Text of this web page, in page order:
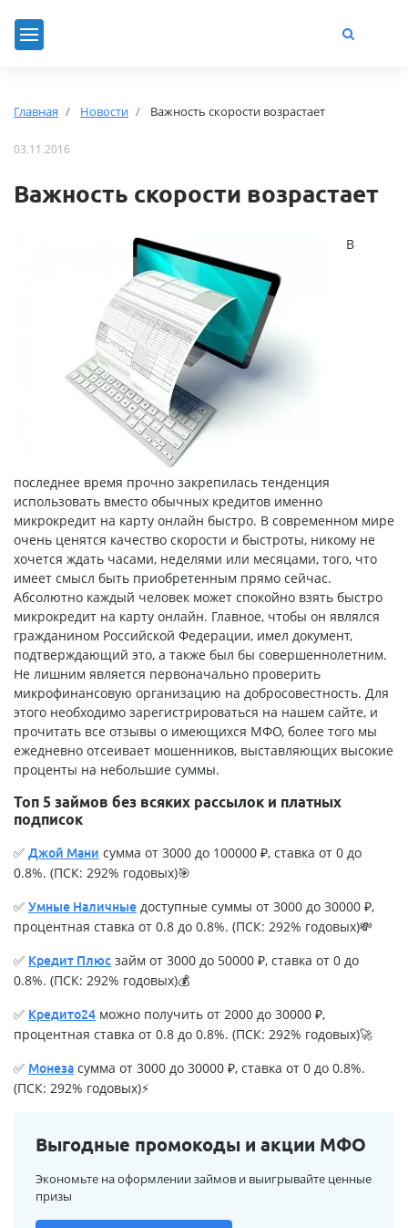
Главная Новости Важность скорости возрастает
03.11.2016
Важность скорости возрастает
В
последнее время прочно закрепилась тенденция
использовать вместо обычных кредитов именно
микрокредит на карту онлайн быстро. В современном мире
очень ценятся качество скорости и быстроты, никому не
хочется ждать часами, неделями или месяцами, того, что
имеет смысл быть приобретенным прямо сейчас.
Абсолютно каждый человек может спокойно взять быстро
микрокредит на карту онлайн. Главное, чтобы он являлся
гражданином Российской Федерации, имел документ,
подтверждающий это, а также был бы совершеннолетним.
Не лишним является первоначально проверить
микрофинансовую организацию на добросовестность. Для
этого необходимо зарегистрироваться на нашем сайте, и
прочитать все отзывы о имеющихся МФО, более того мы
ежедневно отсеивает мошенников, выставляющих высокие
проценты на небольшие суммы.
Топ 5 займов без всяких рассылок и платных
подписок
✅ Джой Мани сумма от 3000 до 100000 ₽, ставка от 0 до
0.8%. (ПСК: 292% годовых)🎯
✅ Умные Наличные доступные суммы от 3000 до 30000 ₽,
процентная ставка от 0.8 до 0.8%. (ПСК: 292% годовых)💸
✅ Кредит Плюс займ от 3000 до 50000 ₽, ставка от 0 до
0.8%. (ПСК: 292% годовых)💰
✅ Кредито24 можно получить от 2000 до 30000 ₽,
процентная ставка от 0.8 до 0.8%. (ПСК: 292% годовых)🚀
✅ Монеза сумма от 3000 до 30000 ₽, ставка от 0 до 0.8%.
(ПСК: 292% годовых)⚡
Выгодные промокоды и акции МФО
Экономьте на оформлении займов и выигрывайте ценные
призы